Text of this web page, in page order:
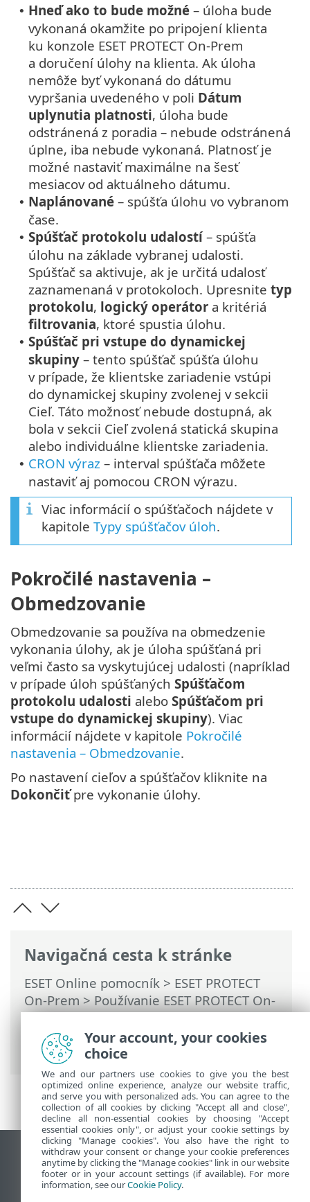
Navigačná cesta k stránke
ESET Online pomocník > ESET PROTECT
On-Prem>Používanie ESET PROTECT On-
Prem>Hlavné menu ESET PROTECT On-
Prem>Úlohy>Klientske úlohy >
Spúšťače klientskych úloh
• Hneď ako to bude možné – úloha bude
vykonaná okamžite po pripojení klienta
ku konzole ESET PROTECT On-Prem
a doručení úlohy na klienta. Ak úloha
nemôže byť vykonaná do dátumu
vypršania uvedeného v poli Dátum
uplynutia platnosti, úloha bude
odstránená z poradia – nebude odstránená
úplne, iba nebude vykonaná. Platnosť je
možné nastaviť maximálne na šesť
mesiacov od aktuálneho dátumu.
• Naplánované – spúšťa úlohu vo vybranom
čase.
• Spúšťač protokolu udalostí– spúšťa
úlohu na základe vybranej udalosti.
Spúšťač sa aktivuje, ak je určitá udalosť
zaznamenaná v protokoloch. Upresnite typ
protokolu, logický operátor a kritériá
filtrovania, ktoré spustia úlohu.
• Spúšťač pri vstupe do dynamickej
skupiny – tento spúšťač spúšťa úlohu
v prípade, že klientske zariadenie vstúpi
do dynamickej skupiny zvolenej v sekcii
Cieľ. Táto možnosť nebude dostupná, ak
bola v sekcii Cieľ zvolená statická skupina
alebo individuálne klientske zariadenia.
• CRON výraz – interval spúšťača môžete
nastaviť aj pomocou CRON výrazu.
Viac informácií o spúšťačoch nájdete v
kapitole Typy spúšťačov úloh.
Pokročilé nastavenia –
Obmedzovanie
Obmedzovanie sa používa na obmedzenie
vykonania úlohy, ak je úloha spúšťaná pri
veľmi často sa vyskytujúcej udalosti (napríklad
v prípade úloh spúšťaných Spúšťačom
protokolu udalosti alebo Spúšťačom pri
vstupe do dynamickej skupiny). Viac
informácií nájdete v kapitole Pokročilé
nastavenia – Obmedzovanie.
Po nastavení cieľov a spúšťačov kliknite na
Dokončiťpre vykonanie úlohy.
Zobraziť stránku ako na počítači
End of Life
Databáza znalostí ESET
Your account, your cookies
choice
We and our partners use cookies to give you the best
optimized online experience, analyze our website traffic,
and serve you with personalized ads. You can agree to the
collection of all cookies by clicking "Accept all and close",
decline all non-essential cookies by choosing "Accept
essential cookies only", or adjust your cookie settings by
clicking "Manage cookies". You also have the right to
withdraw your consent or change your cookie preferences
anytime by clicking the "Manage cookies" link in our website
footer or in your account settings (if available). For more
information, see ourCookie Policy.